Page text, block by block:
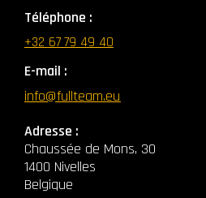
Téléphone :
+32 67 79 49 40
E-mail :
info@fullteam.eu
Adresse :
Chaussée de Mons, 30
1400 Nivelles
Belgique